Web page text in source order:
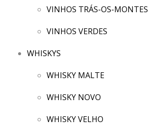
VINHOS TRÁS-OS-MONTES
VINHOS VERDES
WHISKYS
WHISKY MALTE
WHISKY NOVO
WHISKY VELHO